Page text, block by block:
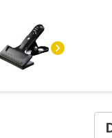
chevron_right